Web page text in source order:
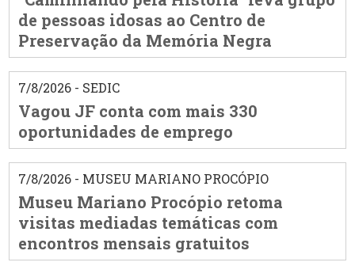
de pessoas idosas ao Centro de
Preservação da Memória Negra
7/8/2026 - SEDIC
Vagou JF conta com mais 330
oportunidades de emprego
7/8/2026 - MUSEU MARIANO PROCÓPIO
Museu Mariano Procópio retoma
visitas mediadas temáticas com
encontros mensais gratuitos